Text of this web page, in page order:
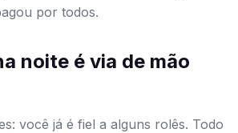
por todos.
noite é via de mão
você já é fiel a alguns rolês. Todo